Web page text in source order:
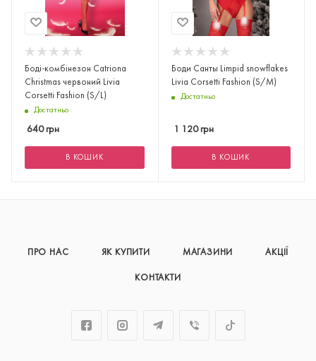
Боді-комбінезон Catriona
Christmas червоний Livia
Corsetti Fashion (S/L)
Достатньо
640грн
В КОШИК
Боди Санты Limpid snowflakes
Livia Corsetti Fashion (S/M)
Достатньо
1 120грн
В КОШИК
ПРО НАС ЯК КУПИТИ МАГАЗИНИ АКЦІЇ
КОНТАКТИ